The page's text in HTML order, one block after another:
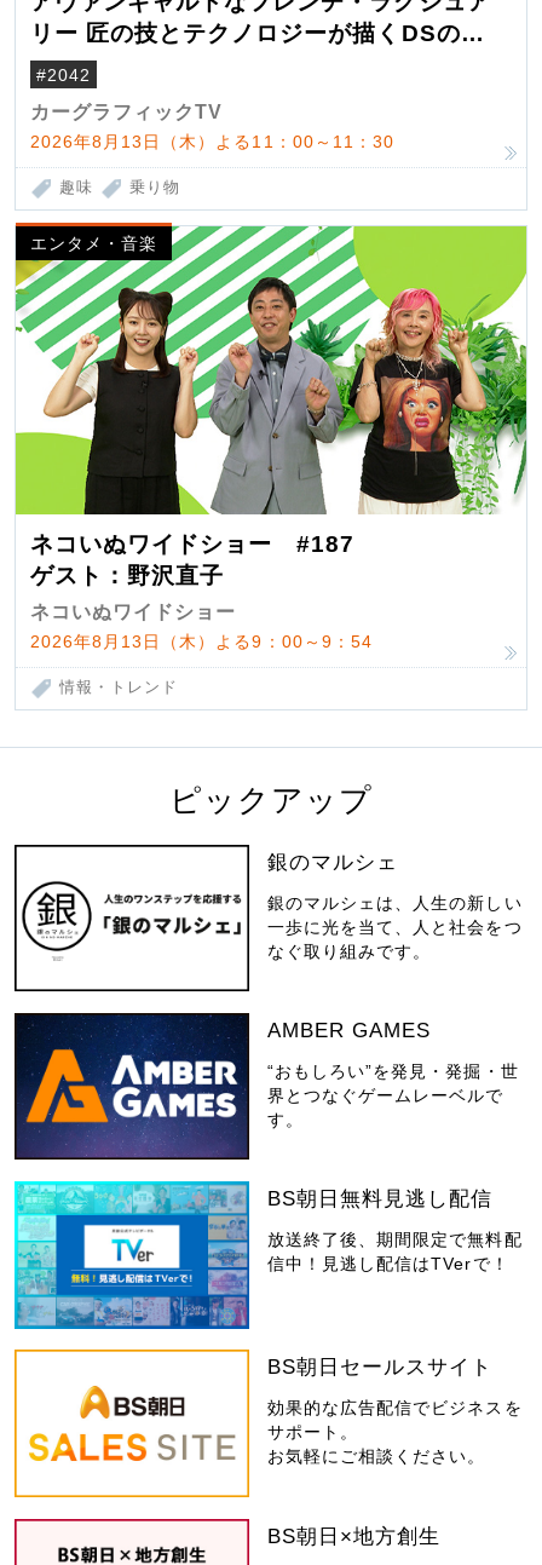
リー 匠の技とテクノロジーが描くDSの世
界観
#2042
カーグラフィックTV
2026年8月13日（木）よる11：00～11：30
趣味 乗り物
エンタメ・音楽
ネコいぬワイドショー #187
ゲスト：野沢直子
ネコいぬワイドショー
2026年8月13日（木）よる9：00～9：54
情報・トレンド
ピックアップ
銀のマルシェ
銀のマルシェは、人生の新しい
一歩に光を当て、人と社会をつ
なぐ取り組みです。
AMBER GAMES
“おもしろい”を発見・発掘・世
界とつなぐゲームレーベルで
す。
BS朝日無料見逃し配信
放送終了後、期間限定で無料配
信中！見逃し配信はTVerで！
BS朝日セールスサイト
効果的な広告配信でビジネスを
サポート。
お気軽にご相談ください。
BS朝日×地方創生